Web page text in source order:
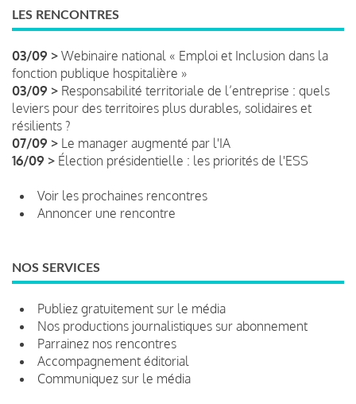
LES RENCONTRES
03/09 > Webinaire national « Emploi et Inclusion dans la
fonction publique hospitalière »
03/09 > Responsabilité territoriale de l’entreprise : quels
leviers pour des territoires plus durables, solidaires et
résilients ?
07/09 > Le manager augmenté par l'IA
16/09 > Élection présidentielle : les priorités de l'ESS
Voir les prochaines rencontres
Annoncer une rencontre
NOS SERVICES
Publiez gratuitement sur le média
Nos productions journalistiques sur abonnement
Parrainez nos rencontres
Accompagnement éditorial
Communiquez sur le média